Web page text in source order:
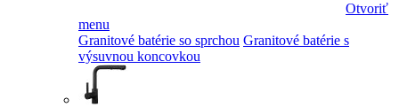
Otvoriť
menu
Granitové batérie so sprchou Granitové batérie s
výsuvnou koncovkou